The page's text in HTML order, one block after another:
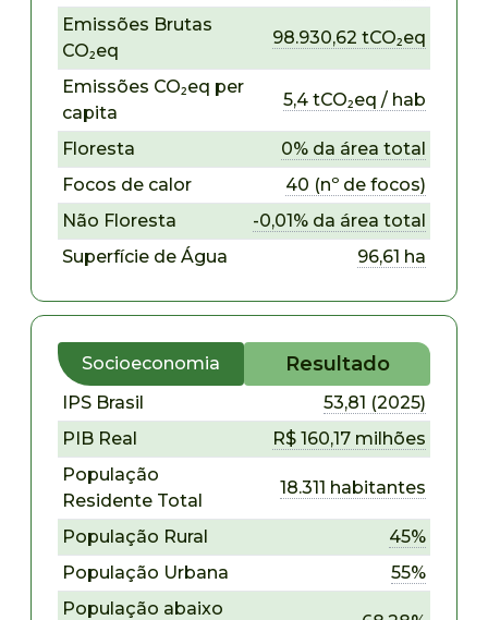
Emissões Brutas
CO₂eq
98.930,62 tCO₂eq
Emissões CO₂eq per
capita
5,4 tCO₂eq / hab
Floresta
0% da área total
Focos de calor
40 (nº de focos)
Não Floresta
-0,01% da área total
Superfície de Água
96,61 ha
Socioeconomia Resultado
IPS Brasil
53,81 (2025)
PIB Real
R$ 160,17 milhões
População
Residente Total
18.311 habitantes
População Rural
45%
População Urbana
55%
População abaixo